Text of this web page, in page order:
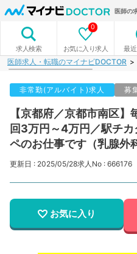
医師の
求人検索 お気に入り求人
0
最
医師求人・転職のマイナビDOCTOR
非常勤(アルバイト)求人 募
【京都府／京都市南区
回3万円～4万円／駅チ
ペのお仕事です（乳腺外
更新日 : 2025/05/28求人No : 666176
お気に入り